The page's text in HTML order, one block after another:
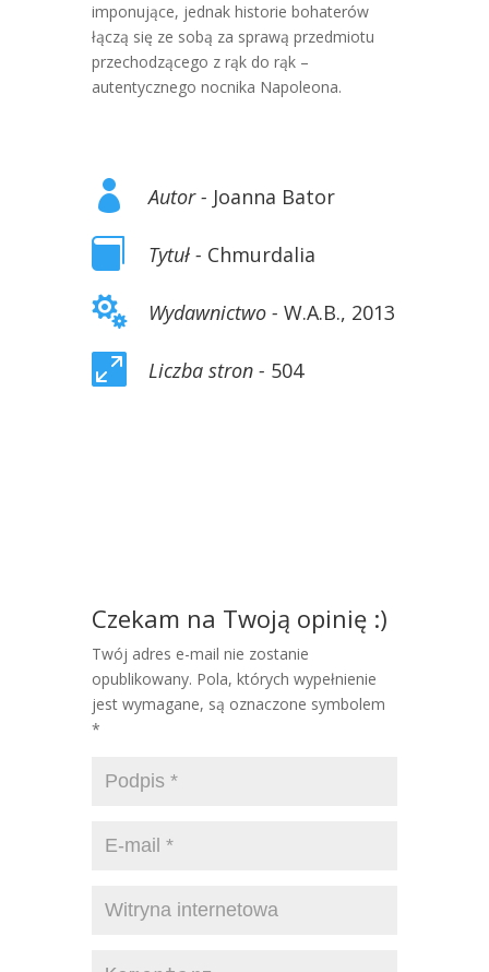
imponujące, jednak historie bohaterów
łączą się ze sobą za sprawą przedmiotu
przechodzącego z rąk do rąk –
autentycznego nocnika Napoleona.
 Autor - Joanna Bator
 Tytuł - Chmurdalia
 Wydawnictwo - W.A.B., 2013
 Liczba stron - 504
Czekam na Twoją opinię :)
Twój adres e-mail nie zostanie
opublikowany. Pola, których wypełnienie
jest wymagane, są oznaczone symbolem
*